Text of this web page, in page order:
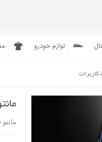
لوازم خودرو
کاربرات
مانتو